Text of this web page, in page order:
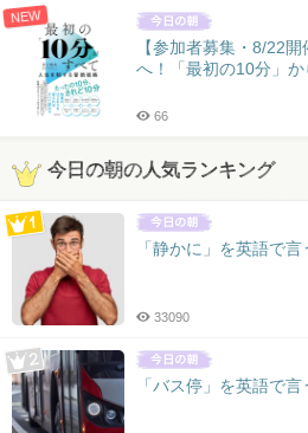
NEW
【参加者募集・8/22
へ！「最初の10分」か
66
今日の朝の人気ランキング
「静かに」を英語で言
33090
「バス停」を英語で言